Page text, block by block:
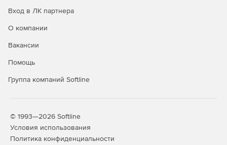
Вход в ЛК партнера
О компании
Вакансии
Помощь
Группа компаний Softline
© 1993—2026 Softline
Условия использования
Политика конфиденциальности